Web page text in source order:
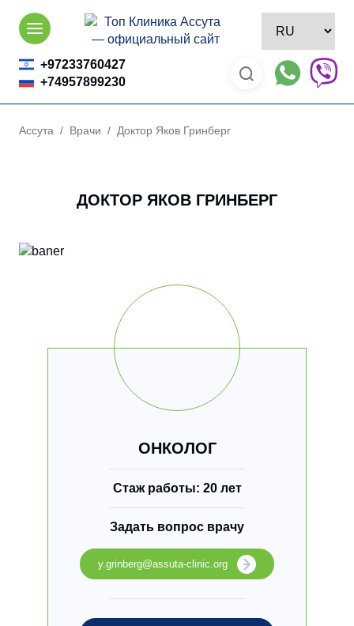
Skip
content
+97233760427
+74957899230
Ассута / Врачи / Доктор Яков Гринберг
ДОКТОР ЯКОВ ГРИНБЕРГ
ОНКОЛОГ
Стаж работы: 20 лет
Задать вопрос врачу
y.grinberg@assuta-clinic.org